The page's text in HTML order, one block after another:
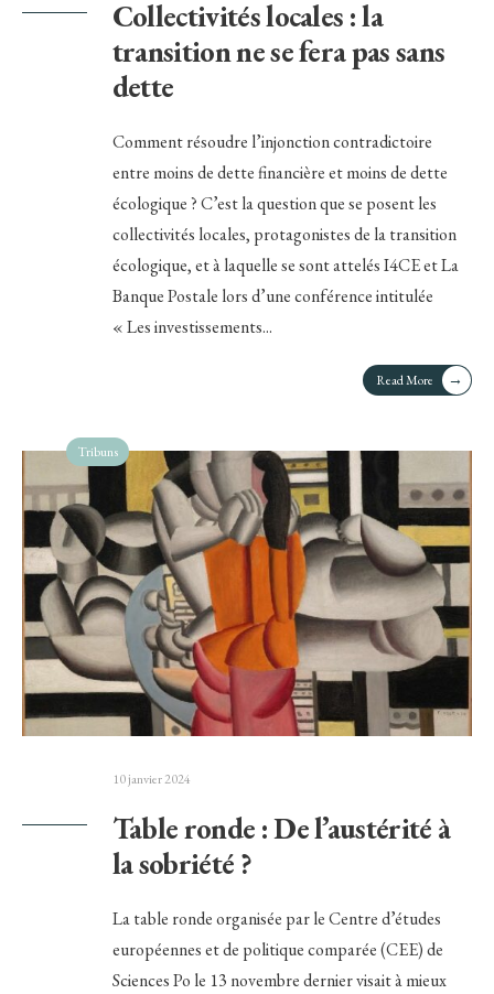
Collectivités locales : la
transition ne se fera pas sans
dette
Comment résoudre l’injonction contradictoire
entre moins de dette financière et moins de dette
écologique ? C’est la question que se posent les
collectivités locales, protagonistes de la transition
écologique, et à laquelle se sont attelés I4CE et La
Banque Postale lors d’une conférence intitulée
« Les investissements...
Read More →
Tribuns
10 janvier 2024
Table ronde : De l’austérité à
la sobriété ?
La table ronde organisée par le Centre d’études
européennes et de politique comparée (CEE) de
Sciences Po le 13 novembre dernier visait à mieux